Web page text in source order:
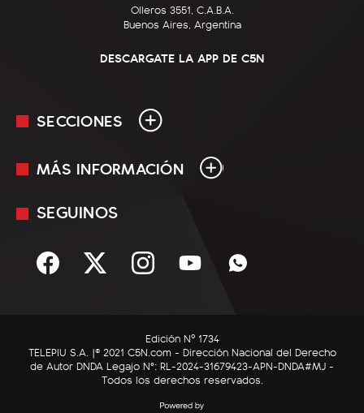
Olleros 3551, C.A.B.A.
Buenos Aires, Argentina
DESCARGATE LA APP DE C5N
SECCIONES
En Vivo
Sociedad
C5N Autos
RatingCero
MÁS INFORMACIÓN
Mediakit
Términos y condiciones
SEGUINOS
Edición Nº 1734
TELEPIU S.A. |© 2021 C5N.com - Dirección Nacional del Derecho
de Autor DNDA Legajo N°: RL-2024-31679423-APN-DNDA#MJ -
Todos los derechos reservados.